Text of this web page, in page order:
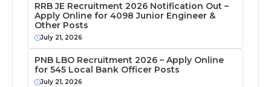
RRB JE Recruitment 2026 Notification Out –
Apply Online for 4098 Junior Engineer &
Other Posts
July 21, 2026
PNB LBO Recruitment 2026 – Apply Online
for 545 Local Bank Officer Posts
July 21, 2026